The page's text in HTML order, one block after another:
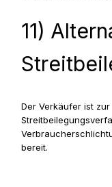
11)
Der Verkäufer ist
bereit.